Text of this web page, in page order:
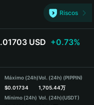
Riscos
USD +0.73%
Máximo (24h)
$0.01734
Mínimo (24h)
Vol. (24h) (PIPPIN)
1,705.44万
Vol. (24h)(USDT)